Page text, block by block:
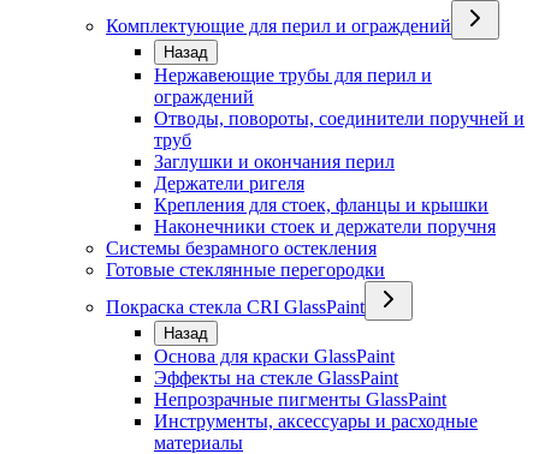
Комплектующие для перил и ограждений
Назад
Нержавеющие трубы для перил и
ограждений
Отводы, повороты, соединители поручней и
труб
Заглушки и окончания перил
Держатели ригеля
Крепления для стоек, фланцы и крышки
Наконечники стоек и держатели поручня
Системы безрамного остекления
Готовые стеклянные перегородки
Покраска стекла CRI GlassPaint
Назад
Основа для краски GlassPaint
Эффекты на стекле GlassPaint
Непрозрачные пигменты GlassPaint
Инструменты, аксессуары и расходные
материалы